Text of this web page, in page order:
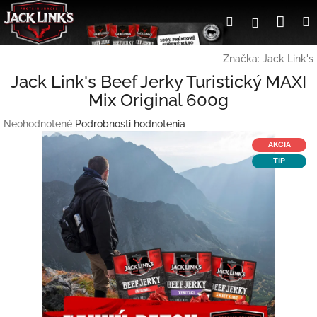
Prejsť
na
obsah
Hľadať
Značka: Jack Link's
Jack Link's Beef Jerky Turistický MAXI
Mix Original 600g
Priemerné
hodnotenie
Neohodnotené Podrobnosti hodnotenia
AKCIA
TIP